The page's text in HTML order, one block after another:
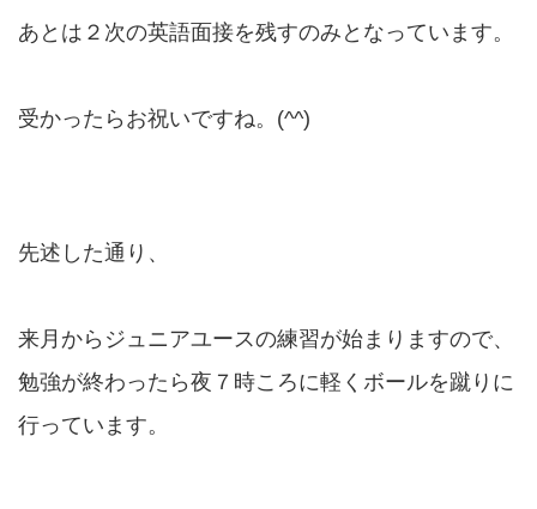
あとは２次の英語面接を残すのみとなっています。
受かったらお祝いですね。(^^)
先述した通り、
来月からジュニアユースの練習が始まりますので、
勉強が終わったら夜７時ころに軽くボールを蹴りに
行っています。